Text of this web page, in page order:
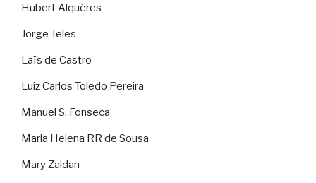
Hubert Alquéres
Jorge Teles
Laïs de Castro
Luiz Carlos Toledo Pereira
Manuel S. Fonseca
Maria Helena RR de Sousa
Mary Zaidan